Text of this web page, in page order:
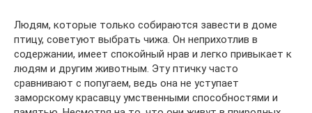
Людям, которые только собираются завести в доме
птицу, советуют выбрать чижа. Он неприхотлив в
содержании, имеет спокойный нрав и легко привыкает к
людям и другим животным. Эту птичку часто
сравнивают с попугаем, ведь она не уступает
заморскому красавцу умственными способностями и